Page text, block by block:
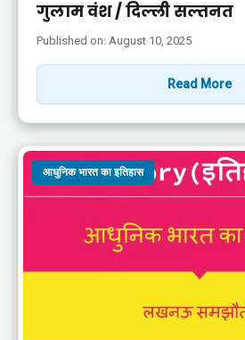
गुलाम वंश / दिल्ली सल्तनत
Published on: August 10, 2025
Read More
आधुनिक भारत का इतिहास